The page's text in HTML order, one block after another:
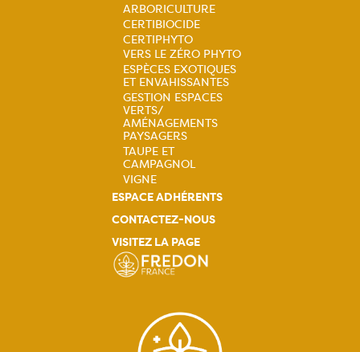
Navigation
principale
ARBORICULTURE
CERTIBIOCIDE
CERTIPHYTO
VERS LE ZÉRO PHYTO
ESPÈCES EXOTIQUES
ET ENVAHISSANTES
GESTION ESPACES
VERTS/
AMÉNAGEMENTS
PAYSAGERS
TAUPE ET
CAMPAGNOL
VIGNE
ESPACE ADHÉRENTS
CONTACTEZ-NOUS
VISITEZ LA PAGE